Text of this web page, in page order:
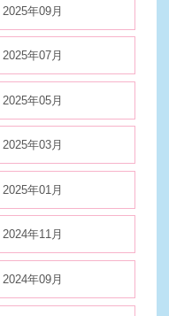
2025年09月
2025年07月
2025年05月
2025年03月
2025年01月
2024年11月
2024年09月